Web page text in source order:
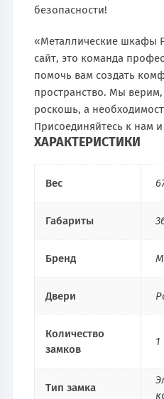
безопасности!
«Металлические шкафы
сайт, это команда
помочь вам создать
пространство. Мы
роскошь, а
Присоединяйтесь к нам
ХАРАКТЕРИСТИКИ
Вес
Габариты
Бренд
Двери
Количество
замков
1
Тип замка